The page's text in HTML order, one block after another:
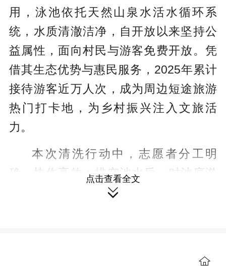
用，泳池依托天然山泉水活水循环系
统，水质清澈洁净，自开放以来坚持公
益属性，面向村民与游客免费开放。凭
借其生态优势与惠民服务，2025年累计
接待游客近万人次，成为周边短途旅游
热门打卡地，为乡村振兴注入文旅活
力。
本次清洗行动中，志愿者分工明
确、协作高效：排空池水后，对池底淤
泥、池壁污渍进行全面清刷消毒；同步
点击查看全文
